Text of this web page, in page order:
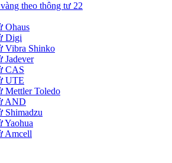
theo thông tư 22
Ohaus
Digi
Vibra Shinko
Jadever
CAS
UTE
Mettler Toledo
AND
Shimadzu
Yaohua
Amcell